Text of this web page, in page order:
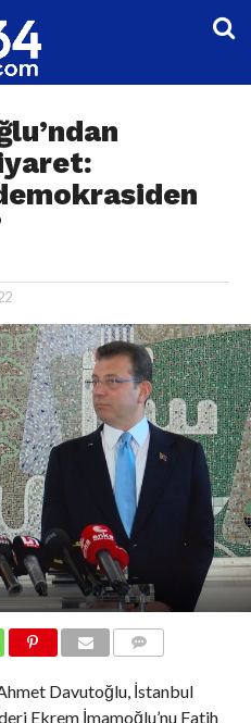
Davutoğlu, İstanbul
Ekrem İmamoğlu’nu Fatih